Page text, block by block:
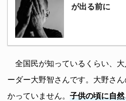
が出る前に
全国民が知っているくらい、
ーダー大野智さんです。大野さ
かっていません。 子供の頃に自